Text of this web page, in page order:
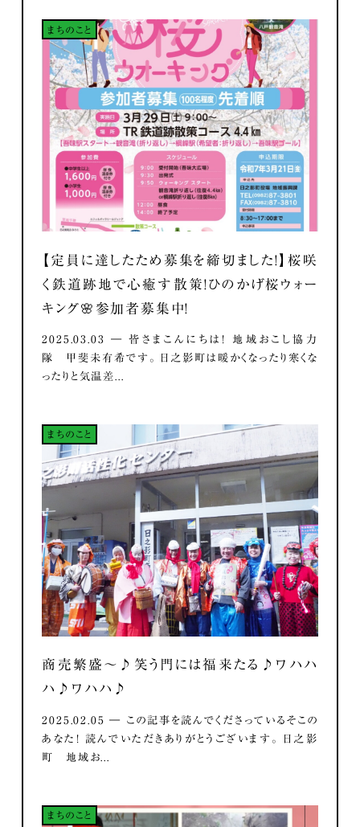
まちのこと
【定員に達したため募集を締切ました！】桜咲
く鉄道跡地で心癒す散策！ひのかげ桜ウォー
キング🌸参加者募集中！
2025.03.03 ― 皆さまこんにちは！ 地域おこし協力
隊 甲斐未有希です。 日之影町は暖かくなったり寒くな
ったりと気温差...
まちのこと
商売繁盛～♪笑う門には福来たる♪ワハハ
ハ♪ワハハ♪
2025.02.05 ― この記事を読んでくださっているそこの
あなた！ 読んでいただきありがとうございます。 日之影
町 地域お...
まちのこと